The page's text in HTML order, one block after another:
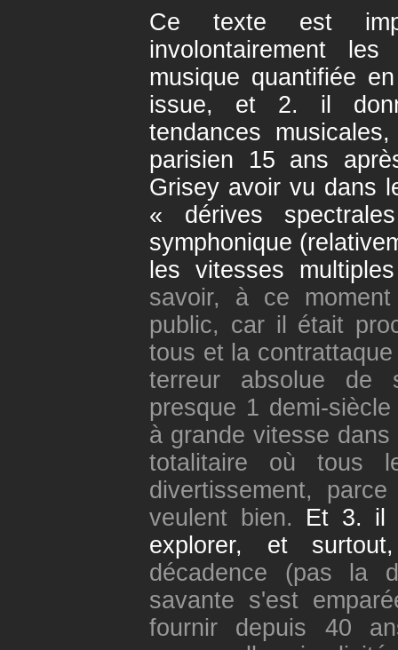
Ce texte est
involontairement
musique quantifiée
issue, et 2. il
tendances
parisien 15 ans
Grisey avoir vu dans
« dérives
symphonique
les vitesses
savoir, à ce
public, car il était
tous et la
terreur absolue de
presque 1 demi-
à grande vitesse
totalitaire où tous
divertissement,
veulent bien. Et 3. il
explorer, et
décadence (pas la
savante s'est
fournir depuis 40